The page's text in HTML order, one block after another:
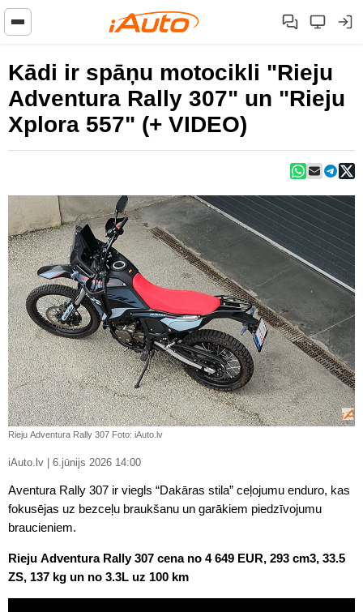
Kādi ir spāņu motocikli "Rieju
Adventura Rally 307" un "Rieju
Xplora 557" (+ VIDEO)
Rieju Adventura Rally 307 Foto: iAuto.lv
iAuto.lv | 6.jūnijs 2026 14:00
Aventura Rally 307 ir viegls “Dakāras stila” ceļojumu enduro, kas
fokusējas uz bezceļu braukšanu un garākiem piedzīvojumu
braucieniem.
Rieju Adventura Rally 307 cena no 4 649 EUR, 293 cm3, 33.5
ZS, 137 kg un no 3.3L uz 100 km